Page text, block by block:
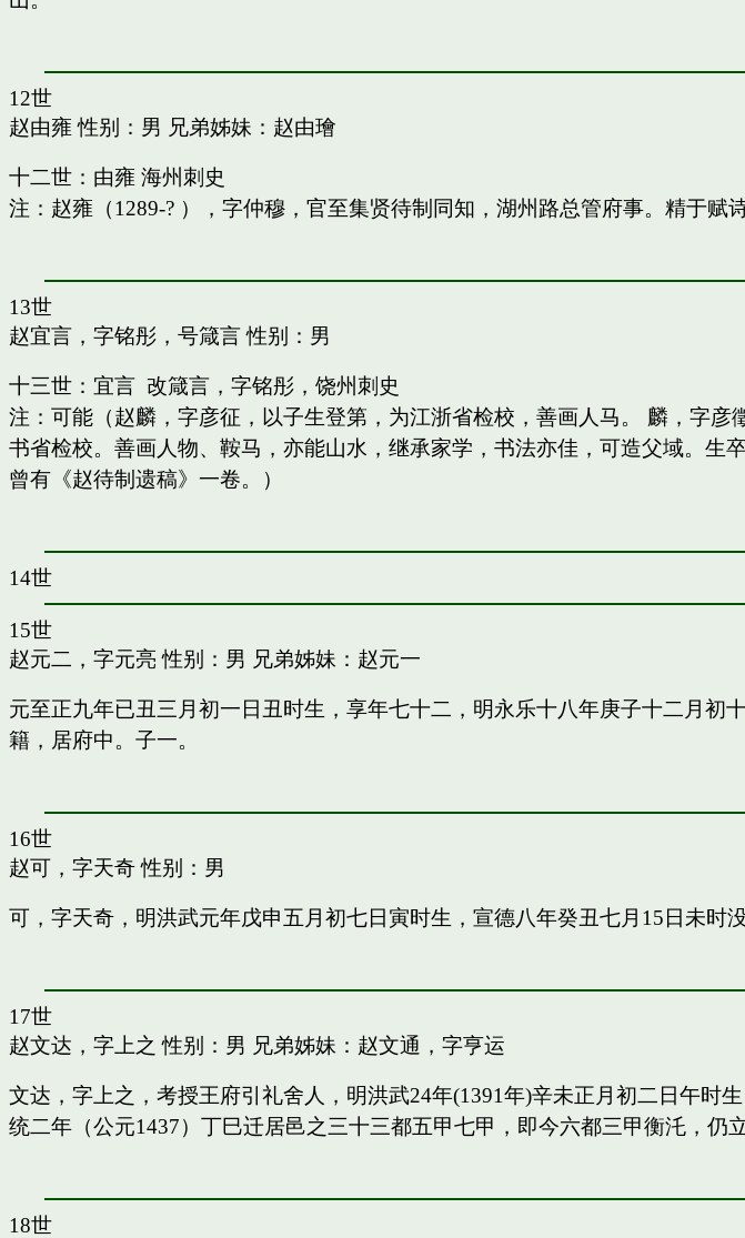
12世
赵由雍 性别：男 兄弟姊妹： 赵由璯
十二世：由雍 海州刺史
注：赵雍（1289-? ），字仲穆，官至集贤待制同知，湖州路总管府事。精于赋
13世
赵宜言，字铭彤，号箴言性别：男
十三世：宜言 改箴言，字铭彤，饶州刺史
注：可能（赵麟，字彦征，以子生登第，为江浙省检校，善画人马。 麟，字
书省检校。善画人物、鞍马，亦能山水，继承家学，书法亦佳，可造父域。生
曾有《赵待制遗稿》一卷。）
14世
15世
赵元二，字元亮 性别：男 兄弟姊妹： 赵元一
元至正九年已丑三月初一日丑时生，享年七十二，明永乐十八年庚子十二月
籍，居府中。子一。
16世
赵可，字天奇性别：男
可，字天奇，明洪武元年戊申五月初七日寅时生，宣德八年癸丑七月15日未时
17世
赵文达，字上之 性别：男 兄弟姊妹： 赵文通，字亨运
文达，字上之，考授王府引礼舍人，明洪武24年(1391年)辛未正月初二日午时
统二年（公元1437）丁巳迁居邑之三十三都五甲七甲，即今六都三甲衡汑，仍
18世